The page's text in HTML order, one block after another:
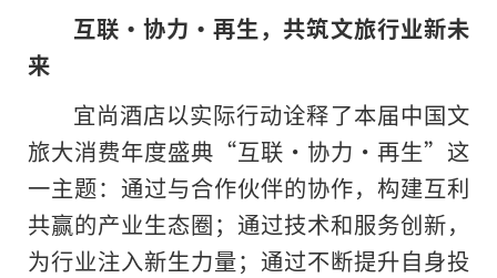
互联·协力·再生，共筑文旅行业新未
来
宜尚酒店以实际行动诠释了本届中国文
旅大消费年度盛典“互联·协力·再生”这
一主题：通过与合作伙伴的协作，构建互利
共赢的产业生态圈；通过技术和服务创新，
为行业注入新生力量；通过不断提升自身投